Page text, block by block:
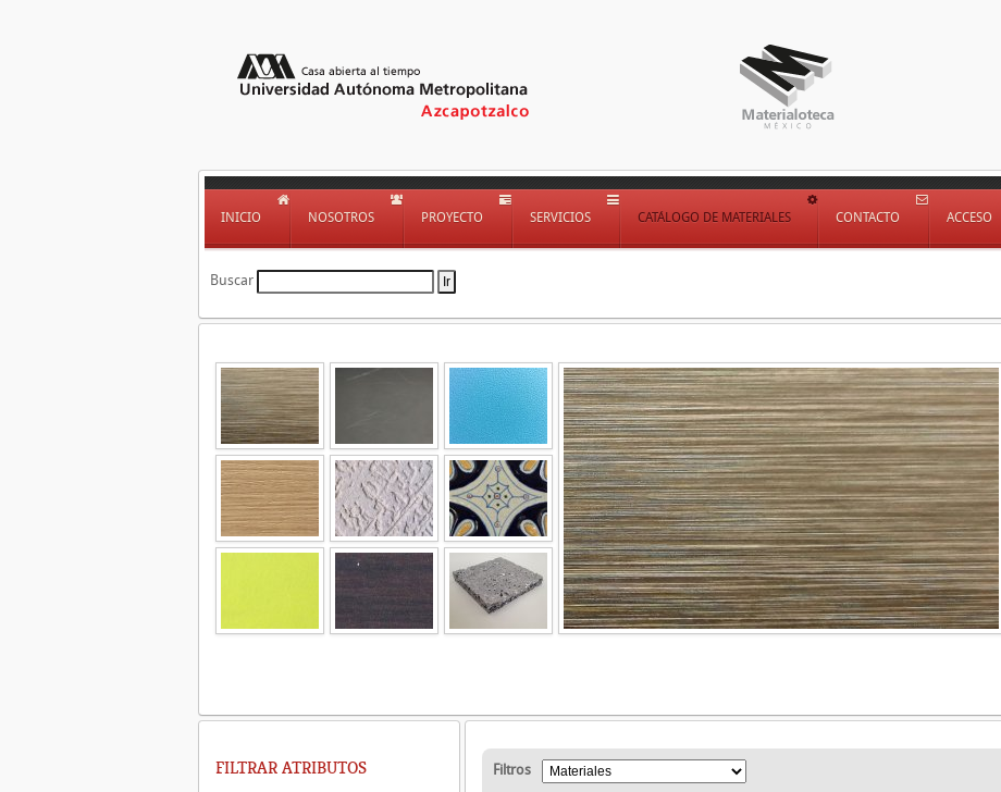
INICIO NOSOTROS PROYECTO SERVICIOS CATÁLOGO DE MATERIALES CONTACTO ACCESO
Buscar
Filtros
FILTRAR ATRIBUTOS